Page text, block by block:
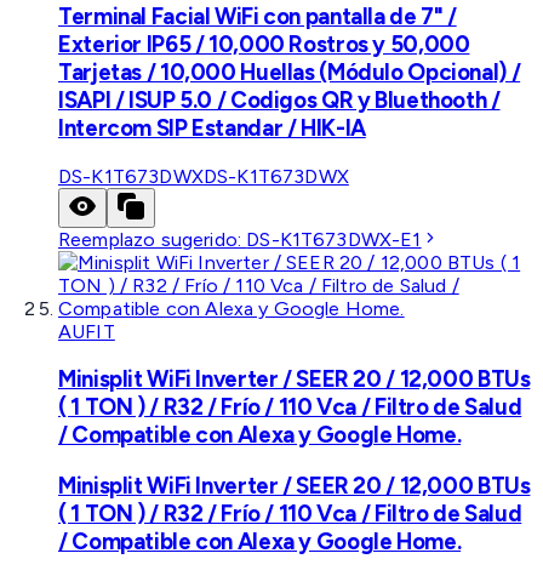
Terminal Facial WiFi con pantalla de 7" /
Exterior IP65 / 10,000 Rostros y 50,000
Tarjetas / 10,000 Huellas (Módulo Opcional) /
ISAPI / ISUP 5.0 / Codigos QR y Bluethooth /
Intercom SIP Estandar / HIK-IA
DS-K1T673DWXDS-K1T673DWX
Reemplazo sugerido: DS-K1T673DWX-E1
AUFIT
Minisplit WiFi Inverter / SEER 20 / 12,000 BTUs
( 1 TON ) / R32 / Frío / 110 Vca / Filtro de Salud
/ Compatible con Alexa y Google Home.
Minisplit WiFi Inverter / SEER 20 / 12,000 BTUs
( 1 TON ) / R32 / Frío / 110 Vca / Filtro de Salud
/ Compatible con Alexa y Google Home.